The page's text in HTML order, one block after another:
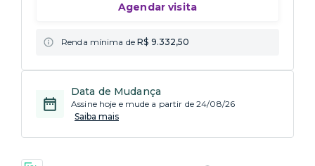
Agendar visita
Renda mínima deR$ 9.332,50
Data de Mudança
Assine hoje e mude a partir de 24/08/26
Saiba mais